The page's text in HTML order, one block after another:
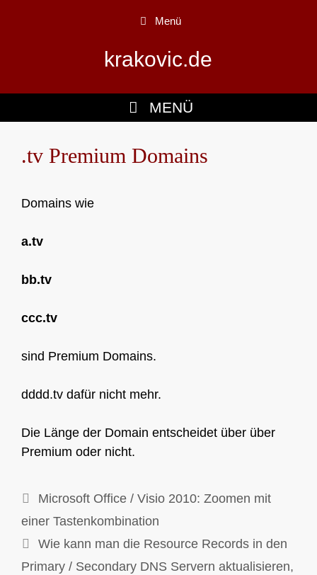
Menü
krakovic.de
MENÜ
.tv Premium Domains
Domains wie
a.tv
bb.tv
ccc.tv
sind Premium Domains.
dddd.tv dafür nicht mehr.
Die Länge der Domain entscheidet über über
Premium oder nicht.
Microsoft Office / Visio 2010: Zoomen mit
einer Tastenkombination
Wie kann man die Resource Records in den
Primary / Secondary DNS Servern aktualisieren,